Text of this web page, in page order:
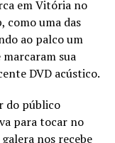
com a
Ao longo de
parcerias com
Safadão, Jorge &
Avião.
“Depois do
com cinco
em Vitória no
como uma das
ao palco um
sua
DVD acústico.
do público
para tocar no
nos recebe